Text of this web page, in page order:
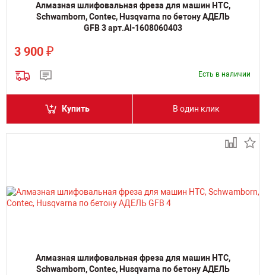
Алмазная шлифовальная фреза для машин HTC,
Schwamborn, Contec, Husqvarna по бетону АДЕЛЬ
GFB 3 арт.AI-1608060403
3 900 ₽
Есть в наличии
Купить В один клик
Алмазная шлифовальная фреза для машин HTC,
Schwamborn, Contec, Husqvarna по бетону АДЕЛЬ